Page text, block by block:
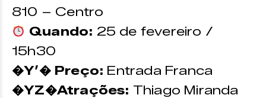
810 – Centro
Quando: 25 de fevereiro /
15h30
�Y’� Preço: Entrada Franca
�YZ�Atrações: Thiago Miranda